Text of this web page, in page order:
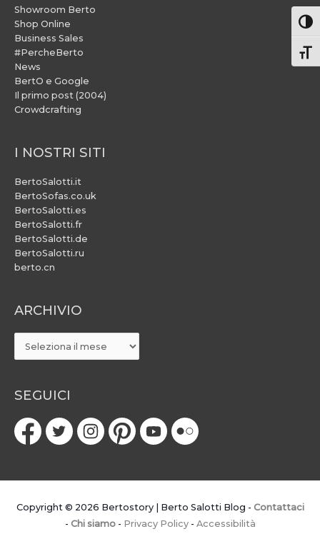
Showroom Berto
Shop Online
Business Sales
#PercheBerto
News
BertO e Google
Il primo post (2004)
Crowdcrafting
I NOSTRI SITI
BertoSalotti.it
BertoSofas.co.uk
BertoSalotti.es
BertoSalotti.fr
BertoSalotti.de
BertoSalotti.ru
berto.cn
ARCHIVIO
ARCHIVIO
SEGUICI
Copyright © 2026 Bertostory | Berto Salotti Blog - Contattaci
- Chi siamo- Privacy Policy- Accessibilità